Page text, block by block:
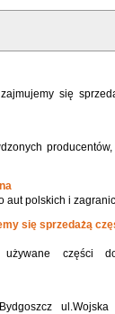
się
aut polskich i
się sprzedażą
używane części